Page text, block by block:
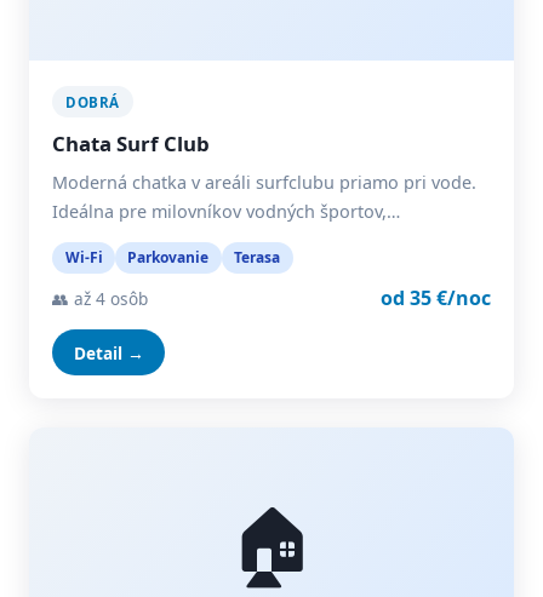
DOBRÁ
Chata Surf Club
Moderná chatka v areáli surfclubu priamo pri vode.
Ideálna pre milovníkov vodných športov,…
Wi-Fi Parkovanie Terasa
👥 až 4 osôb od 35 €/noc
Detail →
🏠